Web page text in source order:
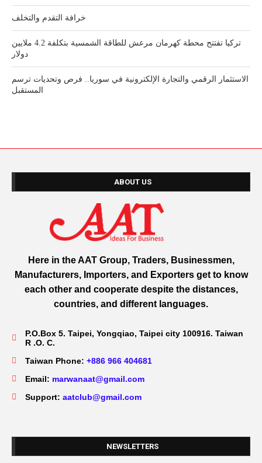
خرافة التقدم والتخلف
تركيا تفتتح محطة كهرمان مرعش للطاقة الشمسية بتكلفة 4.2 ملايين
دولار
الاستثمار الرقمي والتجارة الإلكترونية في سوريا.. فرص وتحديات ترسم
المستقبل
ABOUT US
Here in the AAT Group, Traders, Businessmen,
Manufacturers, Importers, and Exporters get to know
each other and cooperate despite the distances,
countries, and different languages.
P.O.Box 5. Taipei, Yongqiao, Taipei city 100916. Taiwan
R .O. C.
Taiwan Phone: +886 966 404681
Email: marwanaat@gmail.com
Support: aatclub@gmail.com
NEWSLETTERS